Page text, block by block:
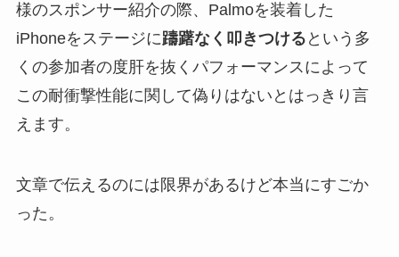
様のスポンサー紹介の際、Palmoを装着した
iPhoneをステージに躊躇なく叩きつける という多
くの参加者の度肝を抜くパフォーマンスによって
この耐衝撃性能に関して偽りはないとはっきり言
えます。
文章で伝えるのには限界があるけど本当にすごか
った。